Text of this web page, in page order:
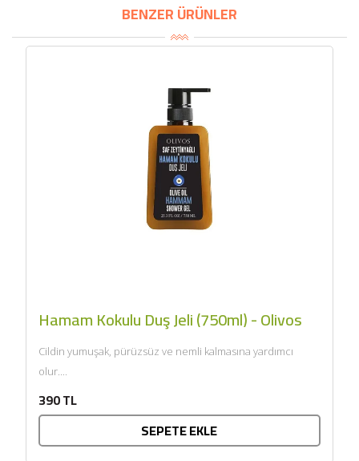
BENZER ÜRÜNLER
Hamam Kokulu Duş Jeli (750ml) - Olivos
Cildin yumuşak, pürüzsüz ve nemli kalmasına yardımcı
olur....
390 TL
SEPETE EKLE
2690,00 TL
2071,30 TL
Kaan Olgun Hasat
Sıkım) - Bilgem
SEPETE EKLE